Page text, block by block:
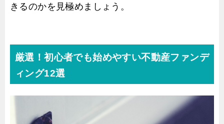
きるのかを見極めましょう。
厳選！初心者でも始めやすい不動産ファンデ
ィング12選